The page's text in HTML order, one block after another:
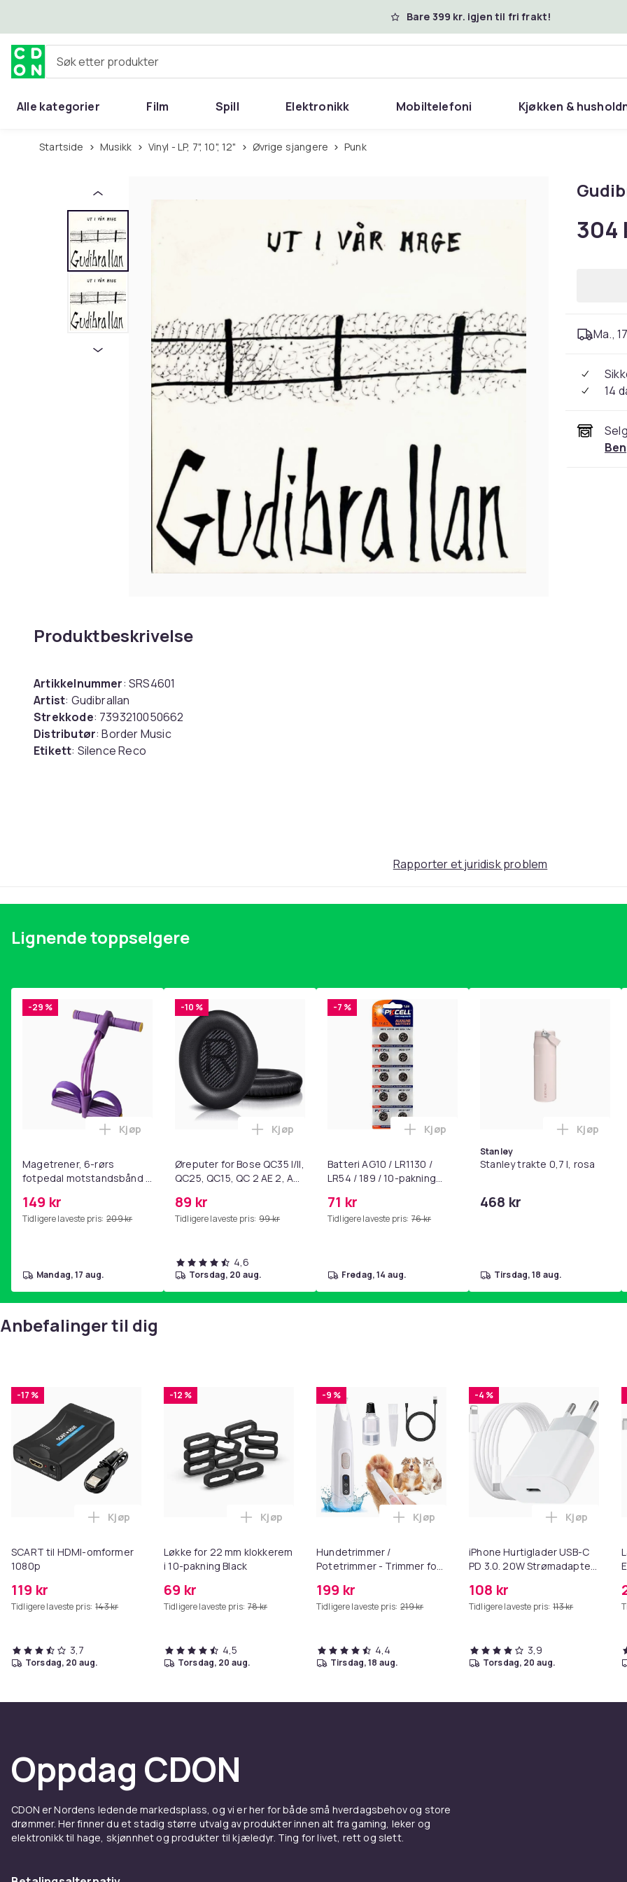
Bare 399 kr. igjen til fri frakt!
Søk etter produkter
Alle kategorier Film Spill Elektronikk Mobiltelefoni Kjøkken &
Startside Musikk Vinyl - LP, 7", 10", 12" Øvrige sjangere Punk
Produktbeskrivelse
Artikkelnummer: SRS4601
Artist: Gudibrallan
Strekkode: 7393210050662
Distributør: Border Music
Etikett: Silence Reco
304
Ma.,
14
Rapporter et juridisk problem
Lignende toppselgere
-29 %
Magetrener, 6-rørs
fotpedal motstandsbånd -
yoga og
hjemmegymnastikk Purple
149 kr
Tidligere laveste pris: 209 kr
Legg Magetrener, 6-rørs fotpedal motstandsbånd - mage- og kjernetrening, yoga og
Kjøp
mandag, 17 aug.
-10 %
Øreputer for Bose QC35 I/II,
QC25, QC15, QC 2 AE 2, AE
SoundLink Black
89 kr
Tidligere laveste pris: 99 kr
Legg Øreputer for Bose QC35 I/II, QC25, QC15, QC 2 AE 2, AE 2i, AE 2w,
Kjøp
4,6
torsdag, 20 aug.
-7 %
Batteri AG10 / LR1130 /
LR54 / 189 / 10-pakning
71 kr
Tidligere laveste pris: 76 kr
Legg Batteri AG10 / LR1130 / LR54 / 189
Kjøp
fredag, 14 aug.
Stanley
Stanley trakte 0,7 l, rosa
468 kr
Legg
Kjøp
tirsdag, 18 aug.
Anbefalinger til dig
-17 %
SCART til HDMI-omformer
1080p
119 kr
Tidligere laveste pris: 143 kr
Legg SCART til HDMI-omformer 1080p i handlekurven
Kjøp
3,7
torsdag, 20 aug.
-12 %
Løkke for 22 mm klokkerem
i 10-pakning Black
69 kr
Tidligere laveste pris: 78 kr
Legg Løkke for 22 mm klokkerem i 10-pakning Black i handlekurven
Kjøp
4,5
torsdag, 20 aug.
-9 %
Hundetrimmer /
Potetrimmer - Trimmer for
199 kr
Tidligere laveste pris: 219 kr
Legg Hundetrimmer / Potetrimmer -
Kjøp
4,4
tirsdag, 18 aug.
-4 %
iPhone Hurtiglader USB-C
PD 3.0. 20W Strømadapter
108 kr
Tidligere laveste pris: 113 kr
Legg
Kjøp
3,9
torsdag, 20 aug.
Oppdag CDON
CDON er Nordens ledende markedsplass, og vi er her for både små hverdagsbehov og store
drømmer. Her finner du et stadig større utvalg av produkter innen alt fra gaming, leker og
elektronikk til hage, skjønnhet og produkter til kjæledyr. Ting for livet, rett og slett.